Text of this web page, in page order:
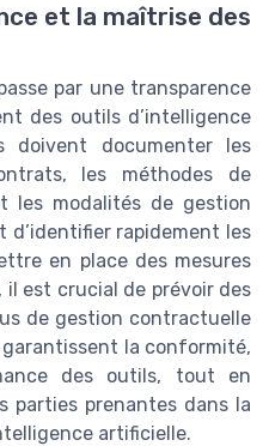
et la maîtrise des
par une transparence
des outils d’intelligence
doivent documenter les
les méthodes de
les modalités de gestion
d’identifier rapidement les
en place des mesures
il est crucial de prévoir des
de gestion contractuelle
garantissent la conformité,
des outils, tout en
parties prenantes dans la
artificielle.